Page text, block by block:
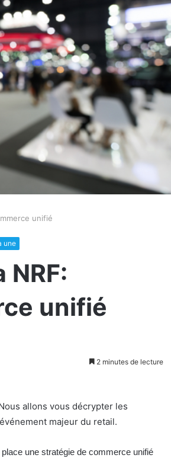
unifié
une
unifié
2 minutes de lecture
allons vous décrypter les
majeur du retail.
une stratégie de commerce unifié